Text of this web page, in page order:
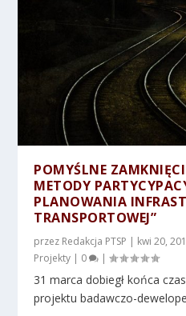
POMYŚLNE
METODY
PLANOWANIA
TRANSPORTOWEJ”
przez Redakcja PTSP | kwi 20,
Projekty | 0 |
31 marca dobiegł końca
projektu badawczo-